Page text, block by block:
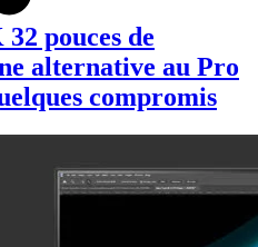
pouces de
alternative au Pro
compromis